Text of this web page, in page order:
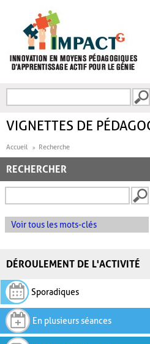
FORMULAIRE DE
VIGNETTES DE
Accueil Recherche
RECHERCHER
Voir tous les mots-clés
DÉROULEMENT DE L'ACTIVITÉ
Sporadiques
En plusieurs séances